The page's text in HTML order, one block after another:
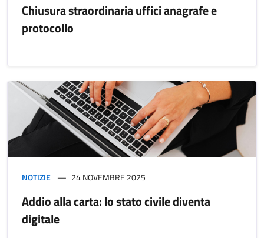
Chiusura straordinaria uffici anagrafe e
protocollo
NOTIZIE 24 NOVEMBRE 2025
Addio alla carta: lo stato civile diventa
digitale